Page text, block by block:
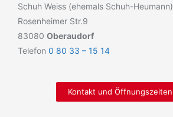
Schuh Weiss (ehemals Schuh-Heumann)
Rosenheimer Str.9
83080 Oberaudorf
Telefon 0 80 33 – 15 14
Kontakt und Öffnungszeiten